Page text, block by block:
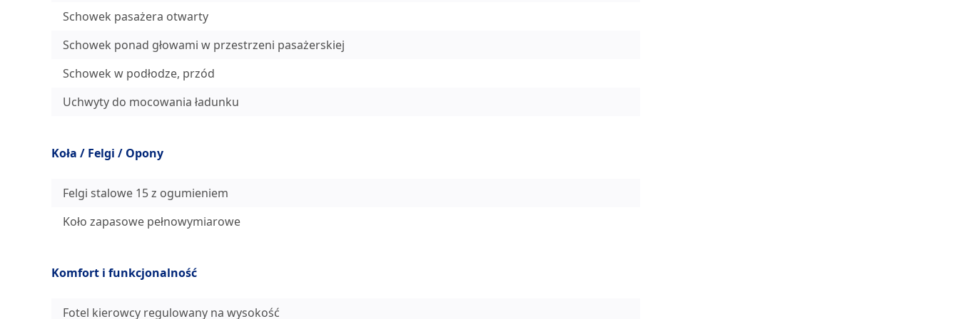
Schowek pasażera otwarty
Schowek ponad głowami w przestrzeni pasażerskiej
Schowek w podłodze, przód
Uchwyty do mocowania ładunku
Koła / Felgi / Opony
Felgi stalowe 15 z ogumieniem
Koło zapasowe pełnowymiarowe
Komfort i funkcjonalność
Fotel kierowcy regulowany na wysokość